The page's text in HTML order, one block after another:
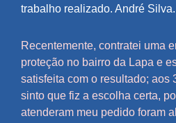
trabalho realizado. André Silva.
Recentemente, contratei uma
proteção no bairro da Lapa e
satisfeita com o resultado; aos
sinto que fiz a escolha certa,
atenderam meu pedido foram